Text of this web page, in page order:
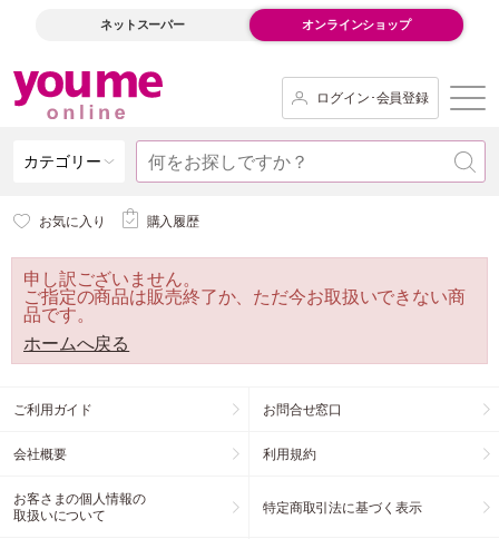
ネットスーパー オンラインショップ
ログイン･会員登録
カテゴリー
お気に入り 購入履歴
申し訳ございません。
ご指定の商品は販売終了か、ただ今お取扱いできない商
品です。
ホームへ戻る
ご利用ガイド お問合せ窓口
会社概要 利用規約
お客さまの個人情報の
取扱いについて
特定商取引法に基づく表示